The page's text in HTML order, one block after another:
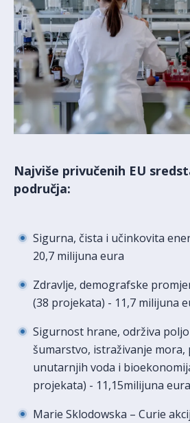
Najviše privučenih EU
područja:
Sigurna, čista i učinkovita
20,7 milijuna eura
Zdravlje, demografske
(38 projekata) - 11,7 milijuna
Sigurnost hrane, održiva
šumarstvo, istraživanje mora,
unutarnjih voda i
projekata) - 11,15milijuna eura
Marie Sklodowska – Curie